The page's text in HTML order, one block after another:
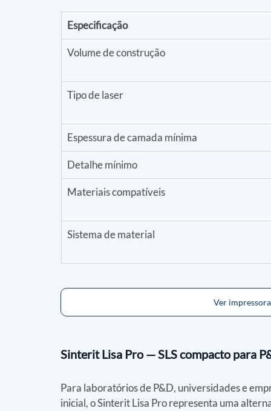
Especificação
Volume de construção
Tipo de laser
Espessura de camada mínima
Detalhe mínimo
Materiais compatíveis
Sistema de material
Ver
Sinterit Lisa Pro — SLS compacto para
Para laboratórios de P&D, universidades e
inicial, o Sinterit Lisa Pro representa uma